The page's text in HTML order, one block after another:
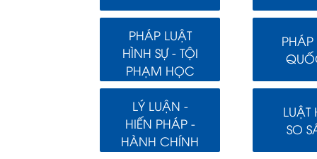
PHÁP LUẬT
HÌNH SỰ - TỘI
PHẠM HỌC
PHÁP
LÝ LUẬN -
HIẾN PHÁP -
HÀNH CHÍNH
LUẬT
SO